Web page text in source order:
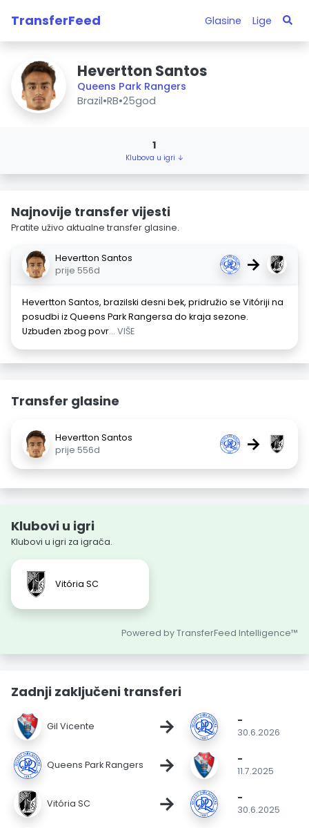
TransferFeed Glasine Lige
Hevertton Santos
Queens Park Rangers
Brazil•RB•25god
1
Klubova u igri ↓
Najnovije transfer vijesti
Pratite uživo aktualne transfer glasine.
Hevertton Santos
prije 556d
→
Hevertton Santos, brazilski desni bek, pridružio se Vitóriji na
posudbi iz Queens Park Rangersa do kraja sezone.
Uzbuđen zbog povr... VIŠE
Transfer glasine
Hevertton Santos
prije 556d
→
Klubovi u igri
Klubovi u igri za igrača.
Vitória SC
Powered by TransferFeed Intelligence™
Zadnji zaključeni transferi
Gil Vicente → -
30.6.2026
Queens Park Rangers → -
11.7.2025
Vitória SC → -
30.6.2025